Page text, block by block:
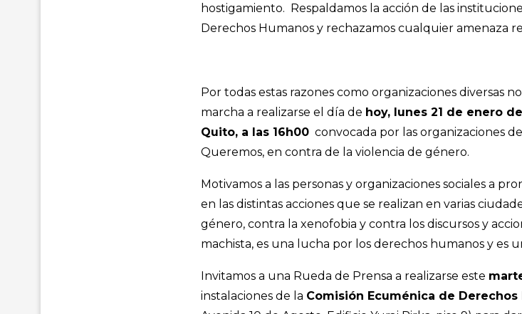
hostigamiento. Respaldamos la acción de las
Derechos Humanos y rechazamos cualquier amenaza
Por todas estas razones como organizaciones diversas
marcha a realizarse el día de hoy, lunes 21 de enero
Quito, a las 16h00 convocada por las organizaciones
Queremos, en contra de la violencia de género.
Motivamos a las personas y organizaciones sociales a
en las distintas acciones que se realizan en varias
género, contra la xenofobia y contra los discursos y
machista, es una lucha por los derechos humanos y es
Invitamos a una Rueda de Prensa a realizarse este
instalaciones de la Comisión Ecuménica de Derechos